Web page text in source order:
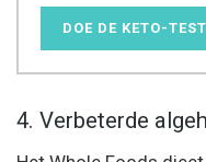
DOE DE KETO-TEST
4. Verbeterde